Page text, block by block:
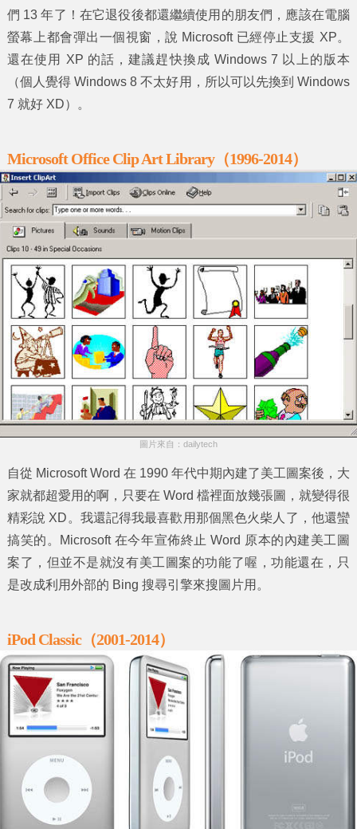
們 13 年了！在它退役後都還繼續使用的朋友們，應該在電腦
螢幕上都會彈出一個視窗，說 Microsoft 已經停止支援 XP。
還在使用 XP 的話，建議趕快換成 Windows 7 以上的版本
（個人覺得 Windows 8 不太好用，所以可以先換到 Windows
7 就好 XD）。
Microsoft Office Clip Art Library（1996-2014）
圖片來自：dailytech
自從 Microsoft Word 在 1990 年代中期內建了美工圖案後，大
家就都超愛用的啊，只要在 Word 檔裡面放幾張圖，就變得很
精彩說 XD。我還記得我最喜歡用那個黑色火柴人了，他還蠻
搞笑的。Microsoft 在今年宣佈終止 Word 原本的內建美工圖
案了，但並不是就沒有美工圖案的功能了喔，功能還在，只
是改成利用外部的 Bing 搜尋引擎來搜圖片用。
iPod Classic（2001-2014）